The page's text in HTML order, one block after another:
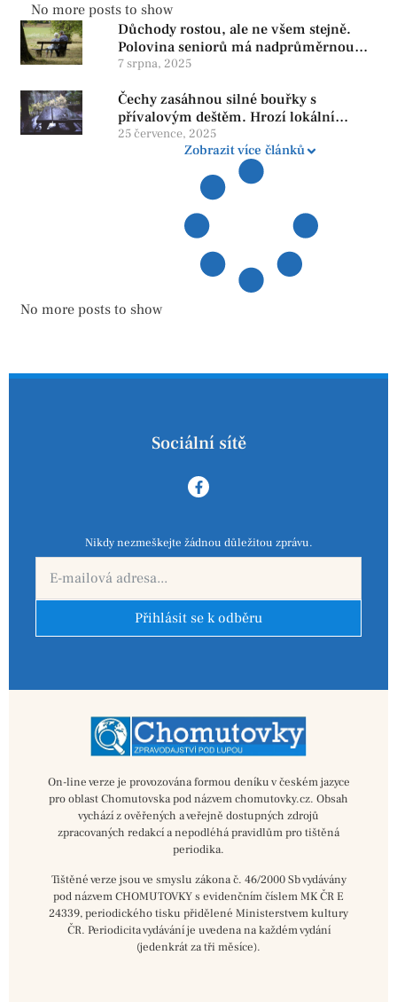
No more posts to show
Důchody rostou, ale ne všem stejně.
Polovina seniorů má nadprůměrnou
penzi, tisíce však žijí pod hranicí
reformy
7 srpna, 2025
Čechy zasáhnou silné bouřky s
přívalovým deštěm. Hrozí lokální
zatopení
25 července, 2025
Zobrazit více článků
No more posts to show
Sociální sítě
Nikdy nezmeškejte žádnou důležitou zprávu.
Přihlásit se k odběru
On-line verze je provozována formou deníku v českém jazyce
pro oblast Chomutovska pod názvem chomutovky.cz. Obsah
vychází z ověřených a veřejně dostupných zdrojů
zpracovaných redakcí a nepodléhá pravidlům pro tištěná
periodika.
Tištěné verze jsou ve smyslu zákona č. 46/2000 Sb vydávány
pod názvem CHOMUTOVKY s evidenčním číslem MK ČR E
24339, periodického tisku přidělené Ministerstvem kultury
ČR. Periodicita vydávání je uvedena na každém vydání
(jedenkrát za tři měsíce).